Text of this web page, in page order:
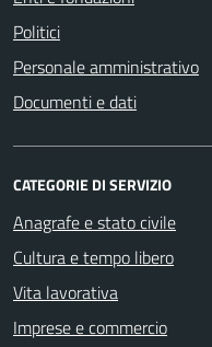
Politici
Personale amministrativo
Documenti e dati
CATEGORIE DI SERVIZIO
Anagrafe e stato civile
Cultura e tempo libero
Vita lavorativa
Imprese e commercio